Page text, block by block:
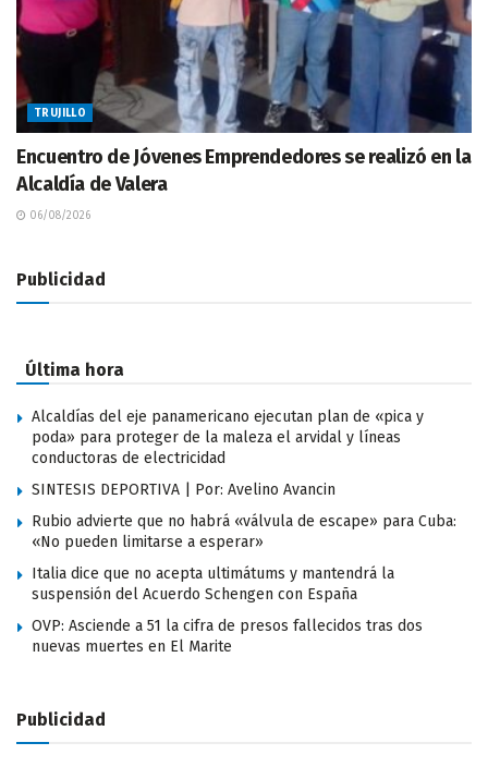
TRUJILLO
Encuentro de Jóvenes Emprendedores se realizó en la
Alcaldía de Valera
06/08/2026
Publicidad
Última hora
Alcaldías del eje panamericano ejecutan plan de «pica y
poda» para proteger de la maleza el arvidal y líneas
conductoras de electricidad
SINTESIS DEPORTIVA | Por: Avelino Avancin
Rubio advierte que no habrá «válvula de escape» para Cuba:
«No pueden limitarse a esperar»
Italia dice que no acepta ultimátums y mantendrá la
suspensión del Acuerdo Schengen con España
OVP: Asciende a 51 la cifra de presos fallecidos tras dos
nuevas muertes en El Marite
Publicidad